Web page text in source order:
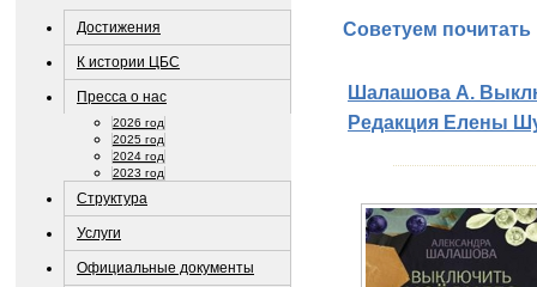
Достижения
К истории ЦБС
Пресса о нас
2026 год
2025 год
2024 год
2023 год
Структура
Услуги
Официальные документы
Советуем почитать
Шалашова А.
Редакция Елены